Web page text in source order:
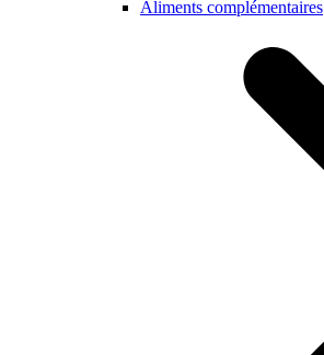
Aliments complémentaires